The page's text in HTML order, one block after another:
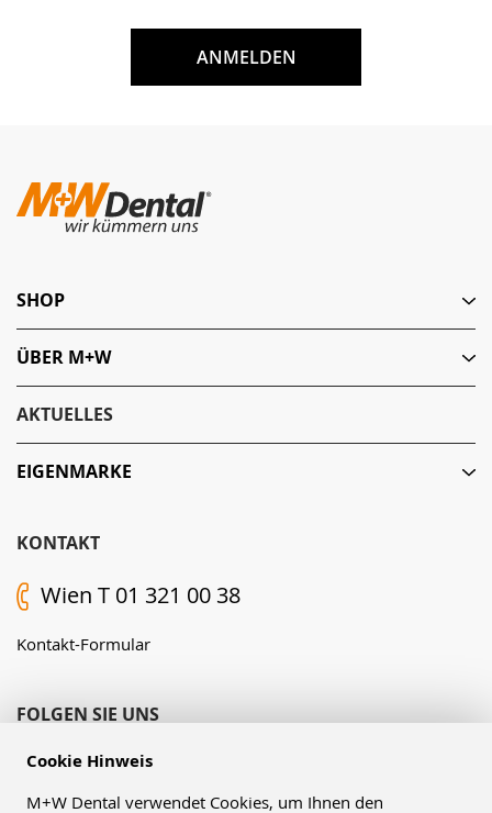
Cookie Hinweis
M+W Dental verwendet Cookies, um Ihnen den
ANMELDEN
KONTAKT
Wien T 01 321 00 38
Kontakt-Formular
FOLGEN SIE UNS
SHOP
ÜBER M+W
AKTUELLES
EIGENMARKE